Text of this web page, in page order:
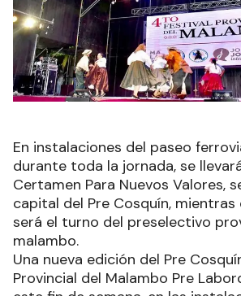
En instalaciones del paseo
durante toda la jornada, se
Certamen Para Nuevos Valores,
capital del Pre Cosquín,
será el turno del preselectivo
malambo.
Una nueva edición del Pre
Provincial del Malambo Pre